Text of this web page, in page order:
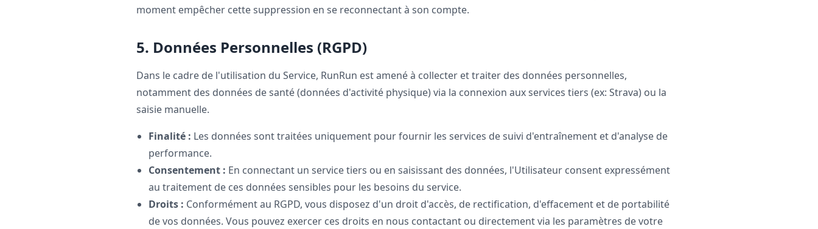
moment empêcher cette suppression en se reconnectant à son compte.
5. Données Personnelles (RGPD)
Dans le cadre de l'utilisation du Service, RunRun est amené à collecter et traiter des données personnelles,
notamment des données de santé (données d'activité physique) via la connexion aux services tiers (ex: Strava) ou la
saisie manuelle.
Finalité : Les données sont traitées uniquement pour fournir les services de suivi d'entraînement et d'analyse de
performance.
Consentement : En connectant un service tiers ou en saisissant des données, l'Utilisateur consent expressément
au traitement de ces données sensibles pour les besoins du service.
Droits : Conformément au RGPD, vous disposez d'un droit d'accès, de rectification, d'effacement et de portabilité
de vos données. Vous pouvez exercer ces droits en nous contactant ou directement via les paramètres de votre